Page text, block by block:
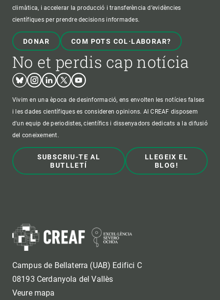
climàtica, i accelerar la producció i transferència d’evidències
científiques per prendre decisions informades.
DONAR COM POTS COL·LABORAR?
No et perdis cap notícia
BlueskyInstagram
LinkedinTwitterYoutube
Vivim en una època de desinformació, ens envolten les notícies falses
i les dades científiques es consideren opinions. Al CREAF disposem
d'un equip de periodistes, científics i dissenyadors dedicats a la difusió
del coneixement.
SUBSCRIU-TE AL
BUTLLETÍ
LLEGEIX EL
BLOG!
Campus de Bellaterra (UAB) Edifici C
08193 Cerdanyola del Vallès
Veure mapa